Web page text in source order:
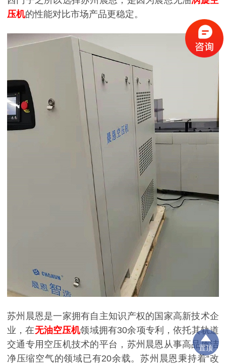
压机的性能对比市场产品更稳定。
苏州晨恩是一家拥有自主知识产权的国家高新技术企
业，在无油空压机领域拥有30余项专利，依托其轨道
交通专用空压机技术的平台，苏州晨恩从事高品质洁
净压缩空气的领域已有20余载。苏州晨恩秉持着“改
置顶